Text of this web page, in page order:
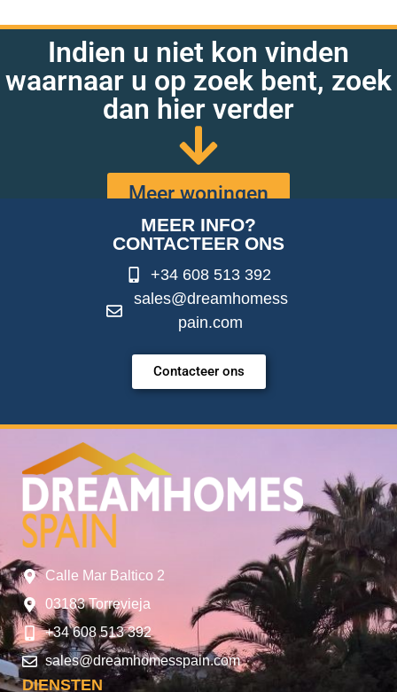
Indien u niet kon vinden
waarnaar u op zoek bent, zoek
dan hier verder
Meer woningen
MEER INFO?
CONTACTEER ONS
+34 608 513 392
sales@dreamhomess
pain.com
Contacteer ons
Calle Mar Baltico 2
03183 Torrevieja
+34 608 513 392
sales@dreamhomesspain.com
DIENSTEN